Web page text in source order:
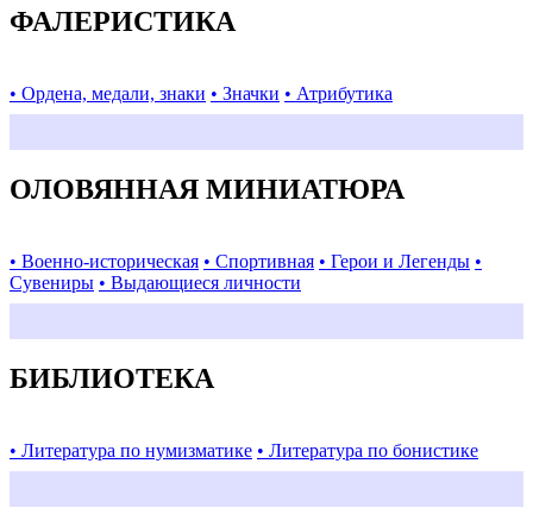
ФАЛЕРИСТИКА
• Ордена, медали, знаки • Значки • Атрибутика
ОЛОВЯННАЯ МИНИАТЮРА
• Военно-историческая • Спортивная • Герои и Легенды •
Сувениры • Выдающиеся личности
БИБЛИОТЕКА
• Литература по нумизматике • Литература по бонистике